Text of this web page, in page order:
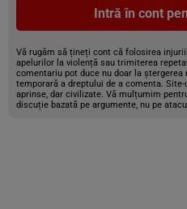
Intră în cont
Vă rugăm să țineți cont că folosirea
apelurilor la violență sau trimiterea
comentariu pot duce nu doar la
temporară a dreptului de a comenta.
aprinse, dar civilizate. Vă mulțumim
discuție bazată pe argumente, nu pe